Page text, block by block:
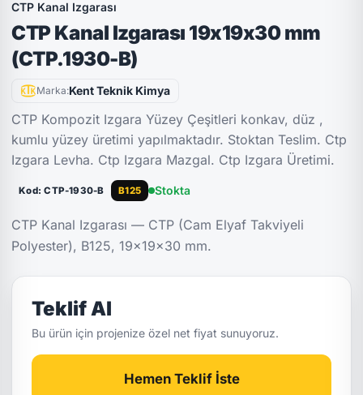
CTP Kanal Izgarası
CTP Kanal Izgarası 19x19x30 mm
(CTP.1930-B)
Marka:Kent Teknik Kimya
CTP Kompozit Izgara Yüzey Çeşitleri konkav, düz ,
kumlu yüzey üretimi yapılmaktadır. Stoktan Teslim. Ctp
Izgara Levha. Ctp Izgara Mazgal. Ctp Izgara Üretimi.
Kod: CTP-1930-B B125 Stokta
CTP Kanal Izgarası — CTP (Cam Elyaf Takviyeli
Polyester), B125, 19x19x30 mm.
Teklif Al
Bu ürün için projenize özel net fiyat sunuyoruz.
Hemen Teklif İste